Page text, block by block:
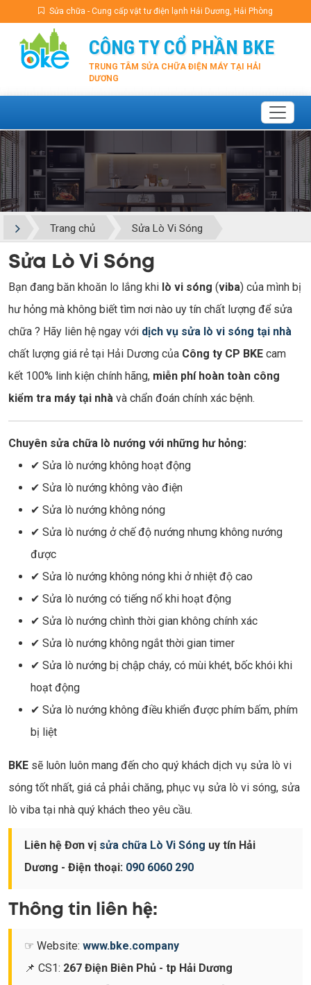
Sửa chữa - Cung cấp vật tư điện lạnh Hải Dương, Hải Phòng
CÔNG TY CỔ PHẦN BKE
TRUNG TÂM SỬA CHỮA ĐIỆN MÁY TẠI HẢI
DƯƠNG
Trang chủ Sửa Lò Vi Sóng
Sửa Lò Vi Sóng
Bạn đang băn khoăn lo lắng khi lò vi sóng (viba) của mình bị
hư hỏng mà không biết tìm nơi nào uy tín chất lượng để sửa
chữa ? Hãy liên hệ ngay với dịch vụ sửa lò vi sóng tại nhà
chất lượng giá rẻ tại Hải Dương của Công ty CP BKE cam
kết 100% linh kiện chính hãng, miễn phí hoàn toàn công
kiểm tra máy tại nhà và chẩn đoán chính xác bệnh.
Chuyên sửa chữa lò nướng với những hư hỏng:
✔ Sửa lò nướng không hoạt động
✔ Sửa lò nướng không vào điện
✔ Sửa lò nướng không nóng
✔ Sửa lò nướng ở chế độ nướng nhưng không nướng
được
✔ Sửa lò nướng không nóng khi ở nhiệt độ cao
✔ Sửa lò nướng có tiếng nổ khi hoạt động
✔ Sửa lò nướng chình thời gian không chính xác
✔ Sửa lò nướng không ngắt thời gian timer
✔ Sửa lò nướng bị chập cháy, có mùi khét, bốc khói khi
hoạt động
✔ Sửa lò nướng không điều khiển được phím bấm, phím
bị liệt
BKE sẽ luôn luôn mang đến cho quý khách dịch vụ sửa lò vi
sóng tốt nhất, giá cả phải chăng, phục vụ sửa lò vi sóng, sửa
lò viba tại nhà quý khách theo yêu cầu.
Liên hệ Đơn vị sửa chữa Lò Vi Sóng uy tín Hải
Dương - Điện thoại: 090 6060 290
Thông tin liên hệ:
☞ Website: www.bke.company
📌 CS1: 267 Điện Biên Phủ - tp Hải Dương